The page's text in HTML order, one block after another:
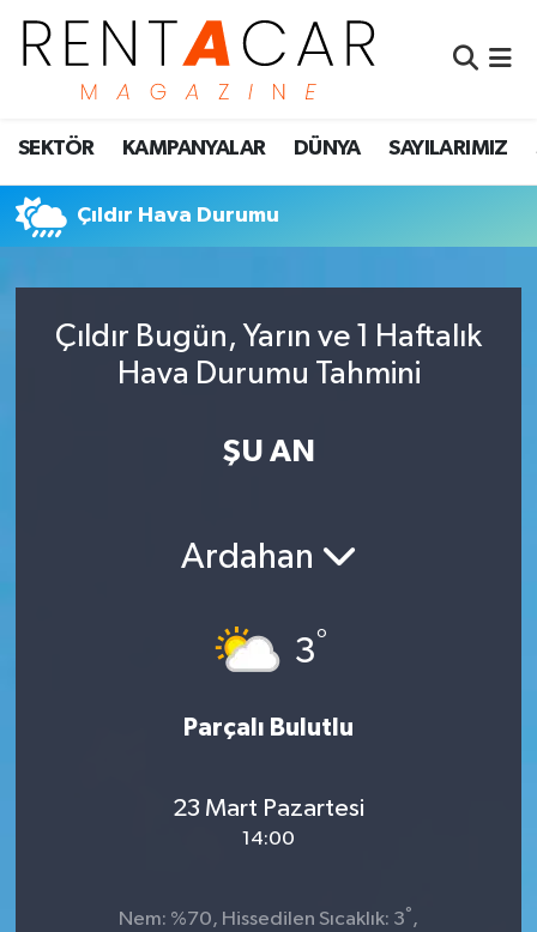
SEKTÖR KAMPANYALAR DÜNYA SAYILARIMIZ
Çıldır Hava Durumu
Çıldır Bugün, Yarın ve 1 Haftalık
Hava Durumu Tahmini
ŞU AN
Ardahan
3°
Parçalı Bulutlu
23 Mart Pazartesi
14:00
Nem: %70, Hissedilen Sıcaklık: 3° ,
İstanbul Nöbetçi Eczaneler
İstanbul Hava Durumu
İstanbul Namaz Vakitleri
Süper Lig Puan Durumu ve Fikstür
Son Dakika Haberleri